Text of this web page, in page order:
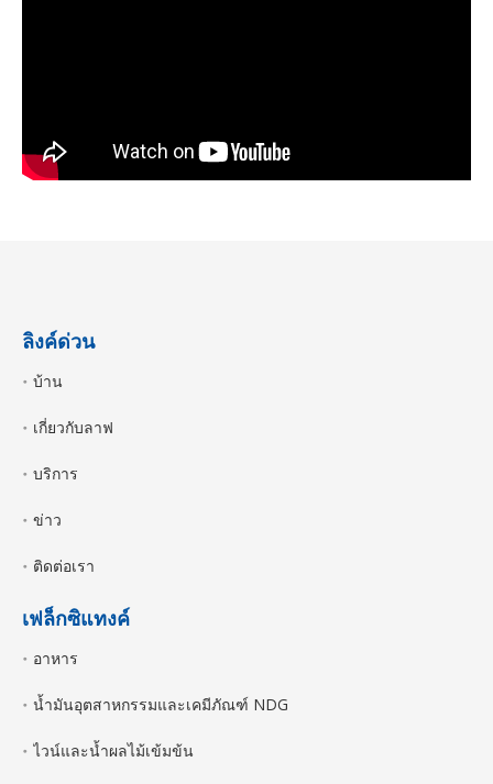
ลิงค์ด่วน
บ้าน
เกี่ยวกับลาฟ
บริการ
ข่าว
ติดต่อเรา
เฟล็กซิแทงค์
อาหาร
น้ำมันอุตสาหกรรมและเคมีภัณฑ์ NDG
ไวน์และน้ำผลไม้เข้มข้น